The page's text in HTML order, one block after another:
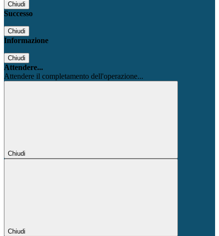
Chiudi
Successo
Chiudi
Informazione
Chiudi
Attendere...
Attendere il completamento dell'operazione...
Chiudi
Chiudi